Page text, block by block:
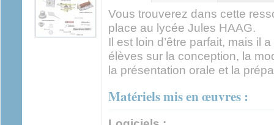
actif)
Vous trouverez dans cette
place au lycée Jules HAAG.
Il est loin d’être parfait, mais il
élèves sur la conception, la
la présentation orale et la
Matériels mis en œuvres :